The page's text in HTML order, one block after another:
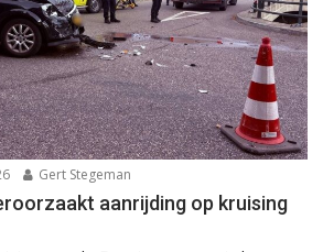
Gert Stegeman
aanrijding op kruising